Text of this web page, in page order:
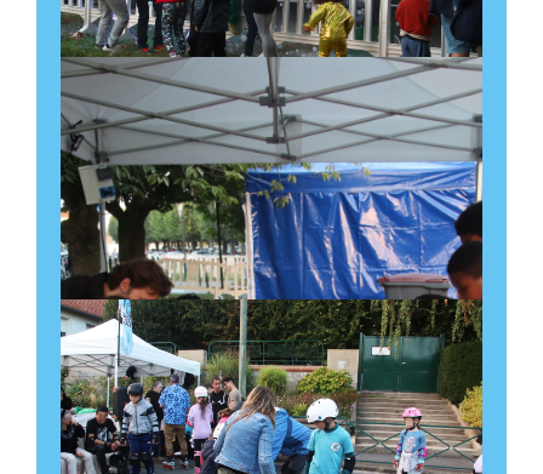
Découvrir l'évènement
Réunion mensuelle sur
l’allaitement maternel – La
Leche League
9 octobre à 10:30-12:00
Récurrent Évènement(Voir tous les
événements)